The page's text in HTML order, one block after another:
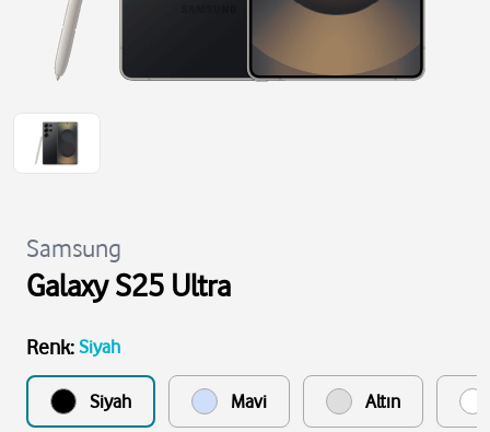
Samsung
Galaxy S25 Ultra
Renk: Siyah
Siyah Mavi Altın